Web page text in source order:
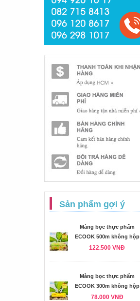
Sản phẩm gợi ý
Màng bọc thực phẩm
ECOOK 500m không hộp
122.500 VNĐ
Màng bọc thực phẩm
ECOOK 300m không hộp
78.000 VNĐ